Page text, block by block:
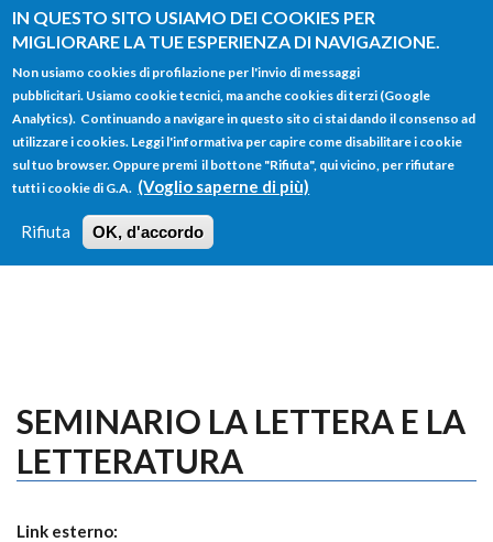
IN QUESTO SITO USIAMO DEI COOKIES PER
MIGLIORARE LA TUE ESPERIENZA DI NAVIGAZIONE.
Non usiamo cookies di profilazione per l'invio di messaggi
pubblicitari. Usiamo cookie tecnici, ma anche cookies di terzi (Google
Analytics). Continuando a navigare in questo sito ci stai dando il consenso ad
utilizzare i cookies. Leggi l'informativa per capire come disabilitare i cookie
sul tuo browser. Oppure premi il bottone "Rifiuta", qui vicino, per rifiutare
tutti i cookie di G.A. (Voglio saperne di più)
Rifiuta OK, d'accordo
Salta al contenuto principale
FORM
DI
RICERCA
Main menu
HOME TUTTI I PROFILI
LOGIN
SEMINARIO LA LETTERA E LA
LETTERATURA
Link esterno: